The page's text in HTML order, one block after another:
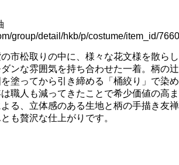
group/detail/hkb/p/costume/item_id/
市松取りの中に、様々な花文様を散らし
ンな雰囲気を持ち合わせた一着。柄の辻
塗ってから引き締める「桶絞り」で染め
職人も減ってきたことで希少価値の高ま
る、立体感のある生地と柄の手描き友禅
も贅沢な仕上がりです。